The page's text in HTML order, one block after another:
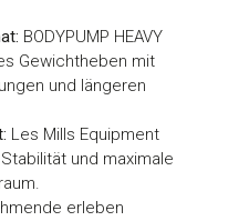
BODYPUMP HEAVY
Gewichtheben mit
und längeren
Les Mills Equipment
und maximale
erleben